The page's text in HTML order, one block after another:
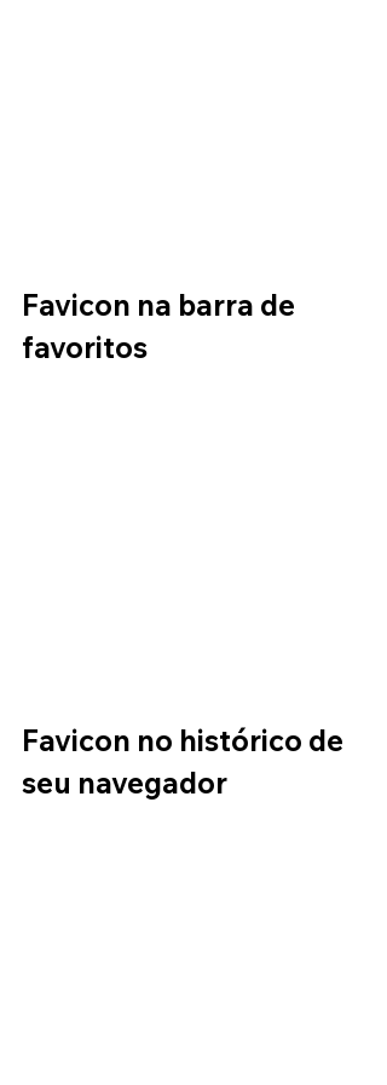
Favicon na barra de
favoritos
Favicon no histórico de
seu navegador